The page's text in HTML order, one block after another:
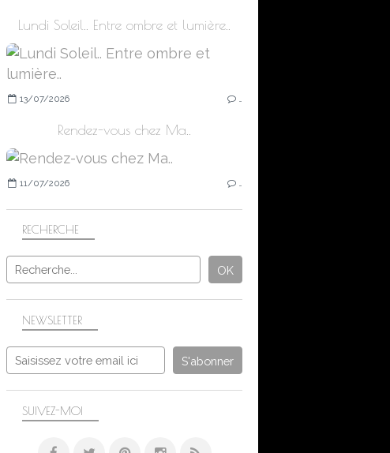
NEWSLETTER
SUIVEZ-MOI
RECHERCHE
Lundi Soleil.. Entre ombre et lumière..
13/07/2026
Rendez-vous chez Ma..
11/07/2026